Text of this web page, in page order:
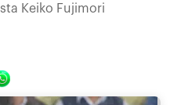
Keiko Fujimori